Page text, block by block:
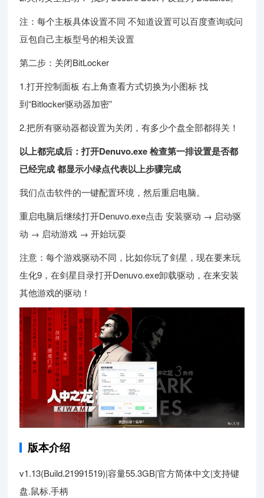
注：每个主板具体设置不同 不知道设置可以百度查询或问
豆包自己主板型号的相关设置
第二步：关闭BitLocker
1.打开控制面板 右上角查看方式切换为小图标 找
到“Bitlocker驱动器加密”
2.把所有驱动器都设置为关闭，有多少个盘全部都得关！
以上都完成后：打开Denuvo.exe 检查第一排设置是否都
已经完成 都显示小绿点代表以上步骤完成
我们点击软件的一键配置环境，然后重启电脑。
重启电脑后继续打开Denuvo.exe点击 安装驱动 → 启动驱
动 → 启动游戏 → 开始玩耍
注意：每个游戏驱动不同，比如你玩了剑星，现在要来玩
生化9，在剑星目录打开Denuvo.exe卸载驱动，在来安装
其他游戏的驱动！
版本介绍
v1.13(Build.21991519)|容量55.3GB|官方简体中文|支持键
盘.鼠标.手柄